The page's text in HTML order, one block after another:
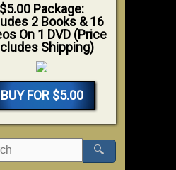
$5.00 Package:
2 Books & 16
On 1 DVD (Price
Shipping)
BUY FOR $5.00
🔍